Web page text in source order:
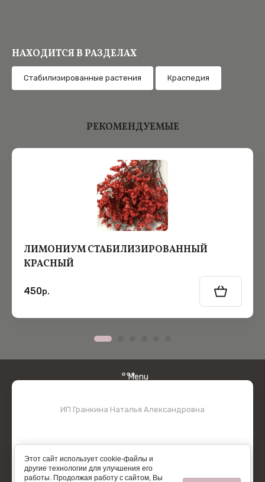
НАХОДИТСЯ В РАЗДЕЛАХ
Cтабилизированные растения Краспедия
РЕКОМЕНДУЕМЫЕ
ЛИМОНИУМ СТАБИЛИЗИРОВАННЫЙ
КРАСНЫЙ
450р.
Menu
ИП Гранкина Наталья Александровна
Этот сайт использует cookie-файлы и
другие технологии для улучшения его
работы. Продолжая работу с сайтом, Вы